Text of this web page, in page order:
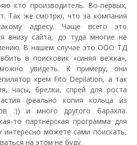
кто производитель. Во-первых,
Так же смотрю, что за компания
адресу. Чаще всего это
внизу сайта, до туда многие не
В нашем случае это ООО ТД
в поисковик «синяя вежка»,
увидеть. К примеру, они
крем Fito Depilation, а так
часы, брелки, спрей для роста
(реально копия кольца из
:)) и много другого барахла.
то партнерская программа для
интересно можете сами поискать,
на этом не буду.